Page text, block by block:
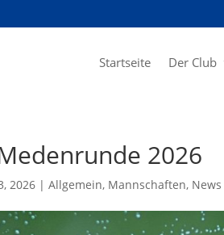
Startseite Der Club
2026
2026 |Allgemein, Mannschaften, News